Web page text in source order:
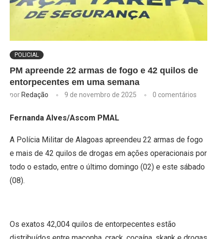
POLICIAL
PM apreende 22 armas de fogo e 42 quilos de
entorpecentes em uma semana
por Redação 9 de novembro de 2025 0 comentários
Fernanda Alves/Ascom PMAL
A Polícia Militar de Alagoas apreendeu 22 armas de fogo
e mais de 42 quilos de drogas em ações operacionais por
todo o estado, entre o último domingo (02) e este sábado
(08).
Os exatos 42,004 quilos de entorpecentes estão